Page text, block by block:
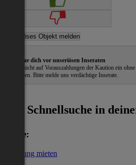
Schütze dich vor unseriösen Inseraten
Gehe nicht auf Vorauszahlungen der Kaution ein
zu haben. Bitte melde uns verdächtige Inserate.
Schnellsuche in
Miete:
Wohnung mieten